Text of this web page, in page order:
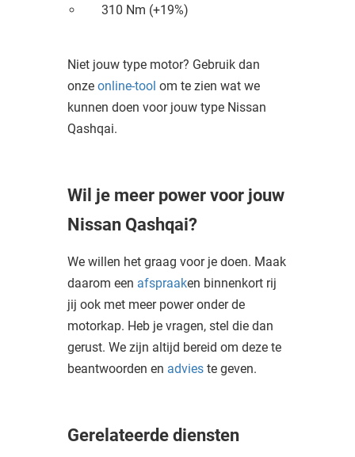
310 Nm (+19%)
Niet jouw type motor? Gebruik dan
onze online-tool om te zien wat we
kunnen doen voor jouw type Nissan
Qashqai.
Wil je meer power voor jouw
Nissan Qashqai?
We willen het graag voor je doen. Maak
daarom een afspraaken binnenkort rij
jij ook met meer power onder de
motorkap. Heb je vragen, stel die dan
gerust. We zijn altijd bereid om deze te
beantwoorden en advies te geven.
Gerelateerde diensten